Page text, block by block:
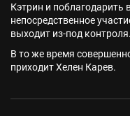
Кэтрин и поблагодарить
непосредственное
выходит из-под контроля.
В то же время
приходит Хелен Карев.